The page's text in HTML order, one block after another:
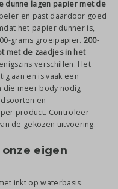
dunne lagen papier met de
en past daardoor goed
het papier dunner is,
grams groeipapier. 200-
met de zaadjes in het
verschillen. Het
aan en is vaak een
die meer body nodig
en
product. Controleer
de gekozen uitvoering.
eigen
inkt op waterbasis.